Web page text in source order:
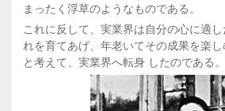
まったく浮草のようなものである。
これに反して、実業界は自分の心に適
れを育てあげ、年老いてその成果を楽し
と考えて、実業界へ転身 したのである。